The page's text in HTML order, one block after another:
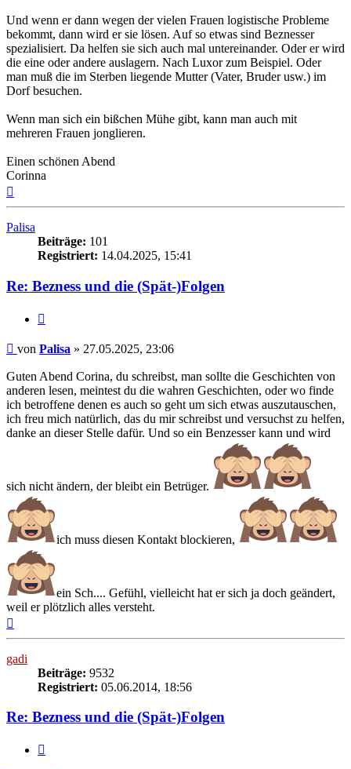
Und wenn er dann wegen der vielen Frauen logistische Probleme
bekommt, dann wird er sie lösen. Auf so etwas sind Beznesser
spezialisiert. Da helfen sie sich auch mal untereinander. Oder er wird
die eine oder andere auslagern. Nach Luxor zum Beispiel. Oder
man muß die im Sterben liegende Mutter (Vater, Bruder usw.) im
Dorf besuchen.
Wenn man sich ein bißchen Mühe gibt, kann man auch mit
mehreren Frauen jonglieren.
Einen schönen Abend
Corinna
Palisa
Beiträge: 101
Registriert: 14.04.2025, 15:41
Re: Bezness und die (Spät-)Folgen
Beitrag
von Palisa » 27.05.2025, 23:06
Guten Abend Corina, du schreibst, man sollte die Geschichten von
anderen lesen, meintest du die wahren Geschichten, oder wo finde
ich betroffene denen es auch so geht um sich etwas auszutauschen,
ich freu mich natürlich, das du mir schreibst und versuchst zu helfen,
danke an dieser Stelle dafür. Und so ein Benzesser kann und wird
sich nicht ändern, der bleibt ein Betrüger.
ich muss diesen Kontakt blockieren,
ein Sch.... Gefühl, vielleicht hat er sich ja doch geändert,
weil er plötzlich alles versteht.
gadi
Beiträge: 9532
Registriert: 05.06.2014, 18:56
Re: Bezness und die (Spät-)Folgen